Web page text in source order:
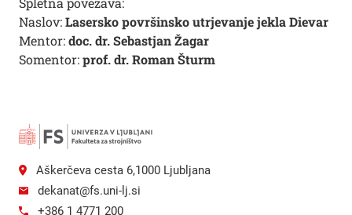
Naslov:Lasersko površinsko utrjevanje jekla Dievar
Mentor:doc. dr. Sebastjan Žagar
Somentor:prof. dr. Roman Šturm
Aškerčeva cesta 6,1000 Ljubljana
dekanat@fs.uni-lj.si
+386 1 4771 200